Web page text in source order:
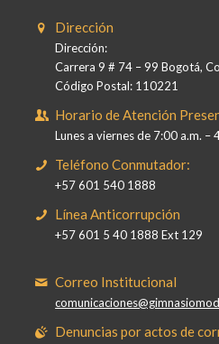
Dirección
Dirección:
Carrera 9 # 74 – 99 Bogotá,
Código Postal: 110221
Horario de Atención
Lunes a viernes de 7:00 a.m. –
Teléfono Conmutador:
+57 601 540 1888
Línea Anticorrupción
+57 601 5 40 1888 Ext 129
Correo Institucional
Denuncias por actos de